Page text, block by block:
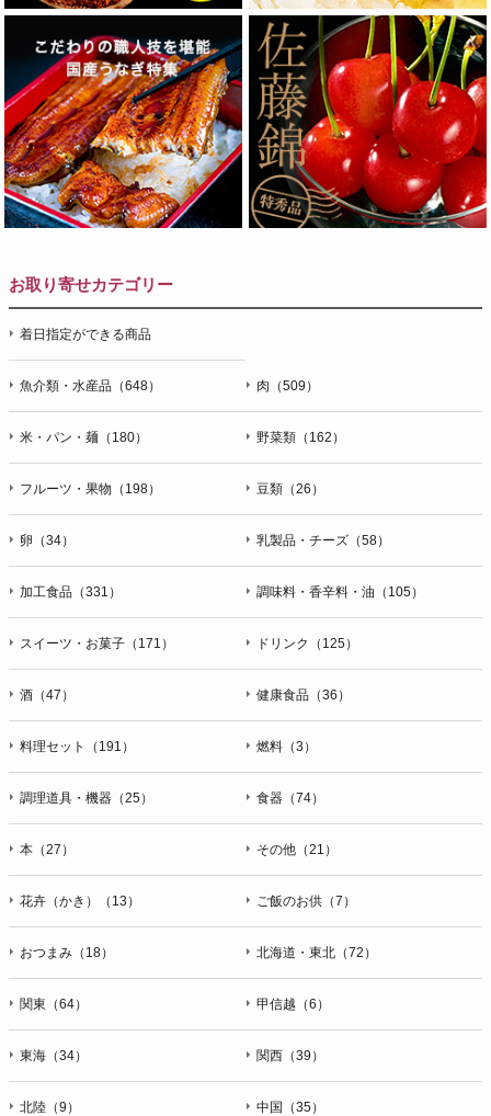
お取り寄せカテゴリー
着日指定ができる商品
魚介類・水産品（648） 肉（509）
米・パン・麺（180） 野菜類（162）
フルーツ・果物（198） 豆類（26）
卵（34） 乳製品・チーズ（58）
加工食品（331） 調味料・香辛料・油（105）
スイーツ・お菓子（171） ドリンク（125）
酒（47） 健康食品（36）
料理セット（191） 燃料（3）
調理道具・機器（25） 食器（74）
本（27） その他（21）
花卉（かき）（13） ご飯のお供（7）
おつまみ（18） 北海道・東北（72）
関東（64） 甲信越（6）
東海（34） 関西（39）
北陸（9） 中国（35）